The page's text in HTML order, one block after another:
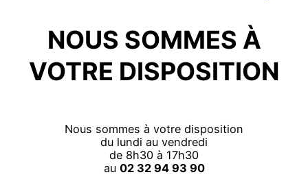
NOUS SOMMES À
VOTRE DISPOSITION
Nous sommes à votre disposition
du lundi au vendredi
de 8h30 à 17h30
au 02 32 94 93 90